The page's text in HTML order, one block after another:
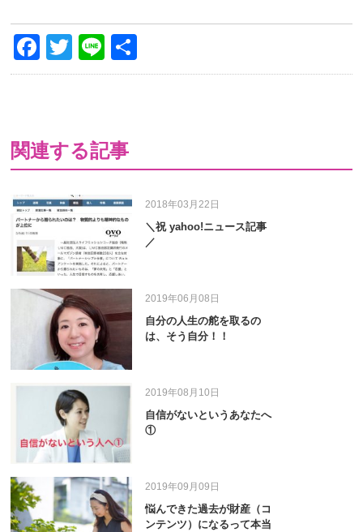
Facebook
Twitter
Line
有
関連する記事
2018年03月22日
＼祝 yahoo!ニュース記事
／
2019年06月08日
自分の人生の舵を取るの
は、そう自分！！
2019年08月10日
自信がないというあなたへ
①
2019年09月09日
悩んできた過去が財産（コ
ンテンツ）になるって本当